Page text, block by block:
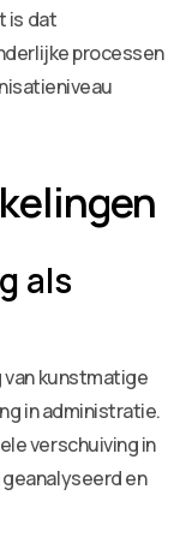
is dat
processen
als
van kunstmatige
in administratie.
verschuiving in
en